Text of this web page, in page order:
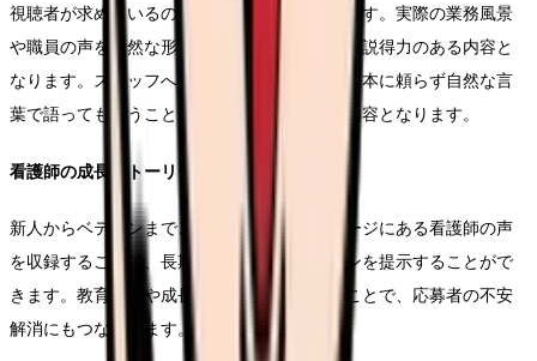
視聴者が求めているのは、等身大の職場の姿です。実際の業務風景
や職員の声を自然な形で収録することで、より説得力のある内容と
なります。スタッフへのインタビューでは、台本に頼らず自然な言
葉で語ってもらうことで、より信頼性の高い内容となります。
看護師の成長ストーリーの表現
新人からベテランまで、様々なキャリアステージにある看護師の声
を収録することで、長期的なキャリアビジョンを提示することがで
きます。教育体制や成長支援の具体例を示すことで、応募者の不安
解消にもつながります。